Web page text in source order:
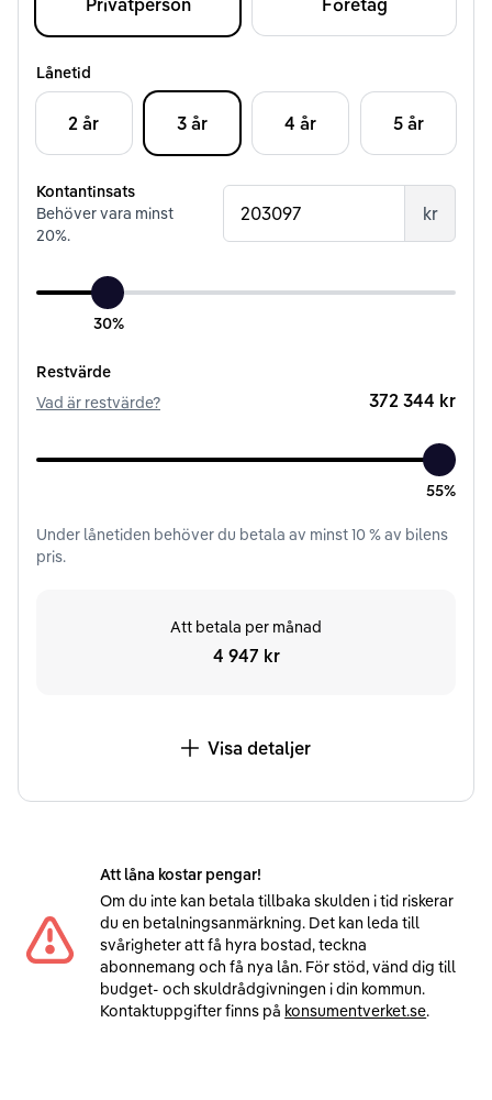
Lånetid
2 år 3 år 4 år 5 år
Kontantinsats
Behöver vara minst
20%.
kr
30%
Restvärde
Vad är restvärde?
372 344 kr
55%
Under lånetiden behöver du betala av minst10% av bilens
pris.
Att betala per månad
4 947 kr
Visa detaljer
Att låna kostar pengar!
Om du inte kan betala tillbaka skulden i tid riskerar
du en betalningsanmärkning. Det kan leda till
svårigheter att få hyra bostad, teckna
abonnemang och få nya lån. För stöd, vänd dig till
budget- och skuldrådgivningen i din kommun.
Kontaktuppgifter finns på konsumentverket.se.